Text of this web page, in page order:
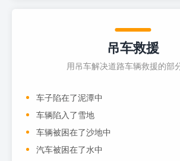
吊车救援
用吊车解决道路车辆救援的部
车子陷在了泥潭中
车辆陷入了雪地
车辆被困在了沙地中
汽车被困在了水中